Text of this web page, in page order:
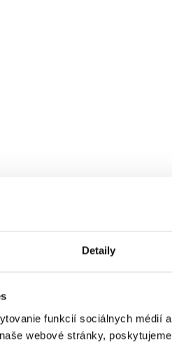
Detaily
funkcií sociálnych médií
webové stránky,